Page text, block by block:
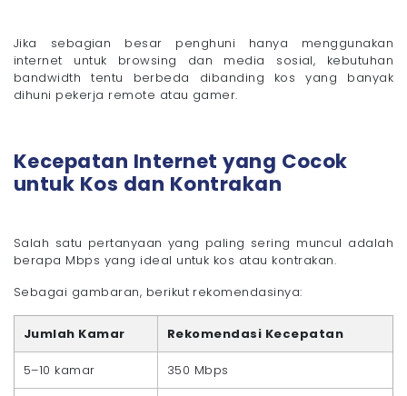
Jika sebagian besar penghuni hanya menggunakan
internet untuk browsing dan media sosial, kebutuhan
bandwidth tentu berbeda dibanding kos yang banyak
dihuni pekerja remote atau gamer.
Kecepatan Internet yang Cocok
untuk Kos dan Kontrakan
Salah satu pertanyaan yang paling sering muncul adalah
berapa Mbps yang ideal untuk kos atau kontrakan.
Sebagai gambaran, berikut rekomendasinya:
Jumlah Kamar Rekomendasi Kecepatan
5–10 kamar 350 Mbps